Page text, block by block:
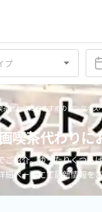
プ
茶代わりにおすすめのレンタルス
喫茶代わり
ご紹介。ゆったりくつ
細ページにて最新情報を